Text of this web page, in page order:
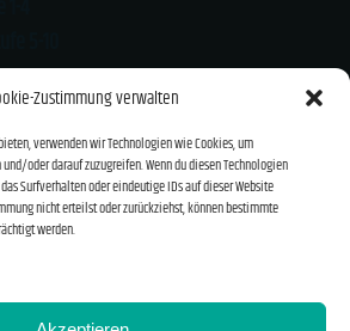
Zustimmung verwalten
verwenden wir Technologien wie Cookies, um
oder darauf zuzugreifen. Wenn du diesen Technologien
Surfverhalten oder eindeutige IDs auf dieser Website
nicht erteilst oder zurückziehst, können bestimmte
werden.
Str. 20
vilshofen.de